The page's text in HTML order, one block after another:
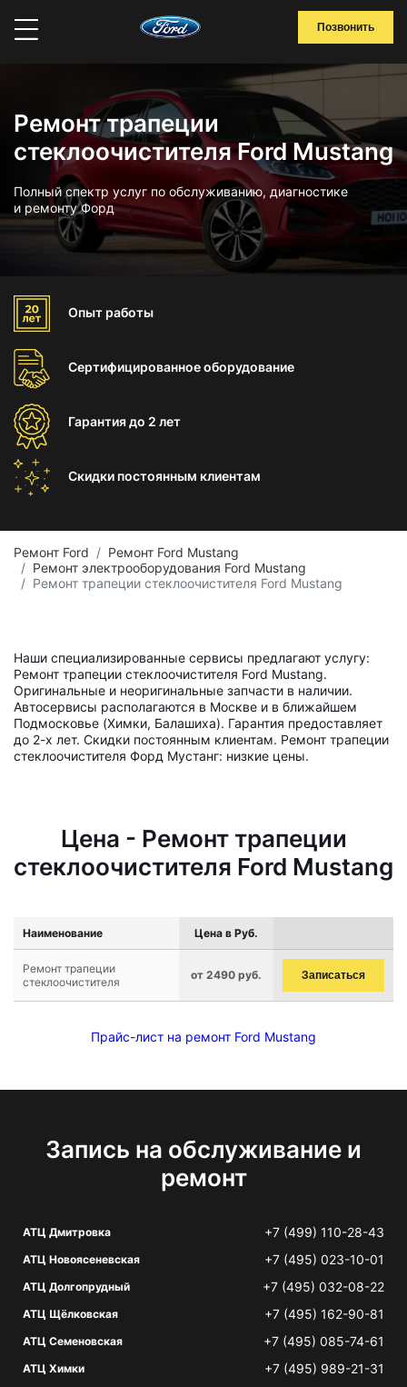
Позвонить
Ремонт трапеции
стеклоочистителя Ford Mustang
Полный спектр услуг по обслуживанию, диагностике
и ремонту Форд
Опыт работы
Сертифицированноеоборудование
Гарантиядо 2 лет
Скидки постоянным клиентам
Ремонт Ford
Ремонт Ford Mustang
Ремонт электрооборудования Ford Mustang
Ремонт трапеции стеклоочистителя Ford Mustang
Наши специализированные сервисы предлагают услугу:
Ремонт трапеции стеклоочистителя Ford Mustang.
Оригинальные и неоригинальные запчасти в наличии.
Автосервисы располагаются в Москве и в ближайшем
Подмосковье (Химки, Балашиха). Гарантия предоставляет
до 2-х лет. Скидки постоянным клиентам. Ремонт трапеции
стеклоочистителя Форд Мустанг: низкие цены.
Цена - Ремонт трапеции
стеклоочистителя Ford Mustang
Наименование Цена в Руб.
Ремонт трапеции
стеклоочистителя
от 2490 руб. Записаться
Прайс-лист на ремонт Ford Mustang
Запись на обслуживание и
ремонт
АТЦ Дмитровка +7 (499) 110-28-43
АТЦ Новоясеневская +7 (495) 023-10-01
АТЦ Долгопрудный +7 (495) 032-08-22
АТЦ Щёлковская +7 (495) 162-90-81
АТЦ Семеновская +7 (495) 085-74-61
АТЦ Химки +7 (495) 989-21-31